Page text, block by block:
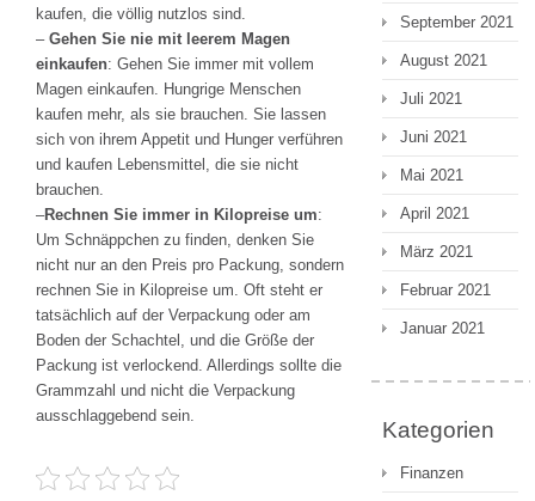
kaufen, die völlig nutzlos sind.
– Gehen Sie nie mit leerem Magen
einkaufen: Gehen Sie immer mit vollem
Magen einkaufen. Hungrige Menschen
kaufen mehr, als sie brauchen. Sie lassen
sich von ihrem Appetit und Hunger verführen
und kaufen Lebensmittel, die sie nicht
brauchen.
–Rechnen Sie immer in Kilopreise um:
Um Schnäppchen zu finden, denken Sie
nicht nur an den Preis pro Packung, sondern
rechnen Sie in Kilopreise um. Oft steht er
tatsächlich auf der Verpackung oder am
Boden der Schachtel, und die Größe der
Packung ist verlockend. Allerdings sollte die
Grammzahl und nicht die Verpackung
ausschlaggebend sein.
September 2021
August 2021
Juli 2021
Juni 2021
Mai 2021
April 2021
März 2021
Februar 2021
Januar 2021
Kategorien
Finanzen